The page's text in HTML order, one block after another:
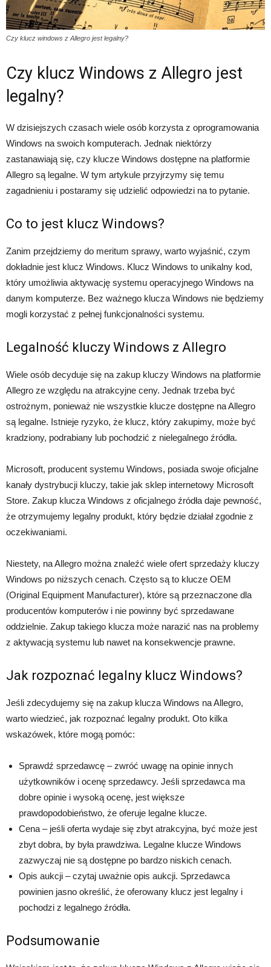
Czy klucz windows z Allegro jest legalny?
Czy klucz Windows z Allegro jest
legalny?
W dzisiejszych czasach wiele osób korzysta z oprogramowania
Windows na swoich komputerach. Jednak niektórzy
zastanawiają się, czy klucze Windows dostępne na platformie
Allegro są legalne. W tym artykule przyjrzymy się temu
zagadnieniu i postaramy się udzielić odpowiedzi na to pytanie.
Co to jest klucz Windows?
Zanim przejdziemy do meritum sprawy, warto wyjaśnić, czym
dokładnie jest klucz Windows. Klucz Windows to unikalny kod,
który umożliwia aktywację systemu operacyjnego Windows na
danym komputerze. Bez ważnego klucza Windows nie będziemy
mogli korzystać z pełnej funkcjonalności systemu.
Legalność kluczy Windows z Allegro
Wiele osób decyduje się na zakup kluczy Windows na platformie
Allegro ze względu na atrakcyjne ceny. Jednak trzeba być
ostrożnym, ponieważ nie wszystkie klucze dostępne na Allegro
są legalne. Istnieje ryzyko, że klucz, który zakupimy, może być
kradziony, podrabiany lub pochodzić z nielegalnego źródła.
Microsoft, producent systemu Windows, posiada swoje oficjalne
kanały dystrybucji kluczy, takie jak sklep internetowy Microsoft
Store. Zakup klucza Windows z oficjalnego źródła daje pewność,
że otrzymujemy legalny produkt, który będzie działał zgodnie z
oczekiwaniami.
Niestety, na Allegro można znaleźć wiele ofert sprzedaży kluczy
Windows po niższych cenach. Często są to klucze OEM
(Original Equipment Manufacturer), które są przeznaczone dla
producentów komputerów i nie powinny być sprzedawane
oddzielnie. Zakup takiego klucza może narazić nas na problemy
z aktywacją systemu lub nawet na konsekwencje prawne.
Jak rozpoznać legalny klucz Windows?
Jeśli zdecydujemy się na zakup klucza Windows na Allegro,
warto wiedzieć, jak rozpoznać legalny produkt. Oto kilka
wskazówek, które mogą pomóc:
Sprawdź sprzedawcę – zwróć uwagę na opinie innych
użytkowników i ocenę sprzedawcy. Jeśli sprzedawca ma
dobre opinie i wysoką ocenę, jest większe
prawdopodobieństwo, że oferuje legalne klucze.
Cena – jeśli oferta wydaje się zbyt atrakcyjna, być może jest
zbyt dobra, by była prawdziwa. Legalne klucze Windows
zazwyczaj nie są dostępne po bardzo niskich cenach.
Opis aukcji – czytaj uważnie opis aukcji. Sprzedawca
powinien jasno określić, że oferowany klucz jest legalny i
pochodzi z legalnego źródła.
Podsumowanie